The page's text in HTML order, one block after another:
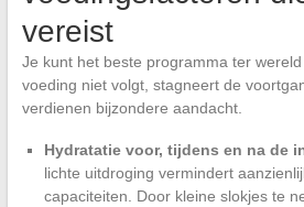
vereist
Je kunt het beste programma ter
voeding niet volgt, stagneert de
verdienen bijzondere aandacht.
Hydratatie voor, tijdens en na de
lichte uitdroging vermindert
capaciteiten. Door kleine slokjes te